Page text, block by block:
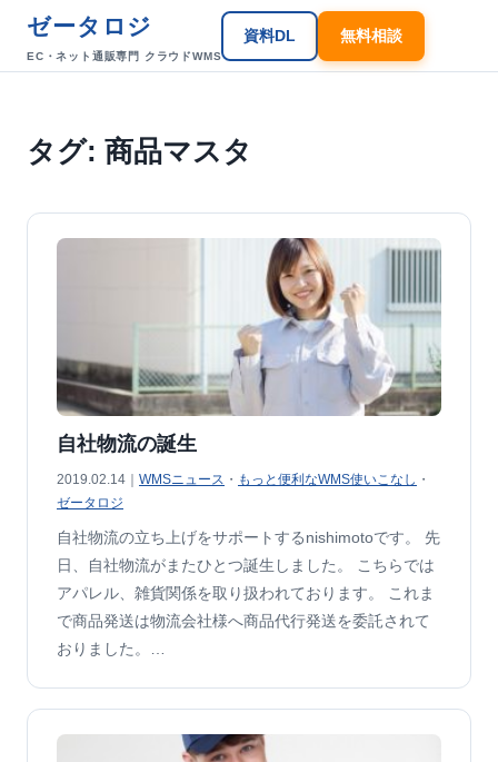
ゼータロジ
EC・ネット通販専門 クラウドWMS
資料DL 無料相談
タグ: 商品マスタ
自社物流の誕生
2019.02.14｜ WMSニュース ・ もっと便利なWMS使いこなし ・
ゼータロジ
自社物流の立ち上げをサポートするnishimotoです。 先
日、自社物流がまたひとつ誕生しました。 こちらでは
アパレル、雑貨関係を取り扱われております。 これま
で商品発送は物流会社様へ商品代行発送を委託されて
おりました。…